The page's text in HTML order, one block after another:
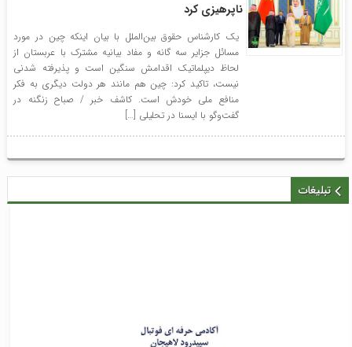
با حضور مدیر امور عمرانی، زیربنایی و محیط زیست دبیرخانه شورای‌عالی
مناطق آزاد و ویژه اقتصادی؛ آخرین وضعیت پروژه‌های عمرانی منطقه آزاد انزلی
در راستای ظرفیت‌سازی و توسعه: فاز اول افزایش ظرفیت پست لاهیجان۲ به
بهره‌برداری و در مدار قرار گرفت
با حضور معاون امور هنری وزارت فرهنگ و ارشاد اسلامی؛جلسه شورای
سیاستگذاری جشنواره تئاتر خیابانی شهروند لاهیجان برگزار شد
ناپرهیزی کرد
یک کارشناس حقوق بین‌الملل با بیان اینکه چین در مورد
مسائل جزایر سه گانه و مفاد بیانیه مشترک با عربستان از
لحاظ دیپلماتیک اقدامش سنگین است و پذیرفته شدنی
نیست، تاکید کرد: چین هم مانند هر دولت دیگری به فکر
منافع ملی خودش است. کاشف خبر / صباح زنگنه در
گفت‌وگو با ایسنا در تحلیلی […]
تبلیغات